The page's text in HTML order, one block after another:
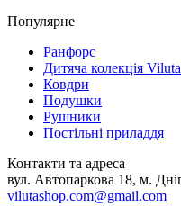
Популярне
Ранфорс
Дитяча колекція
Ковдри
Подушки
Рушники
Постільні приладдя
Контакти та адреса
вул. Автопаркова 18, м.
vilutashop.com@gmail.com